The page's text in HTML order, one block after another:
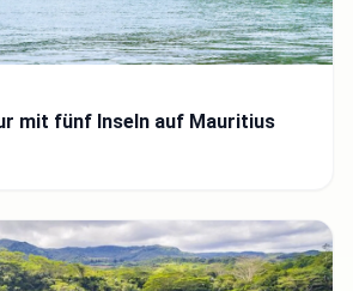
mit fünf Inseln auf Mauritius